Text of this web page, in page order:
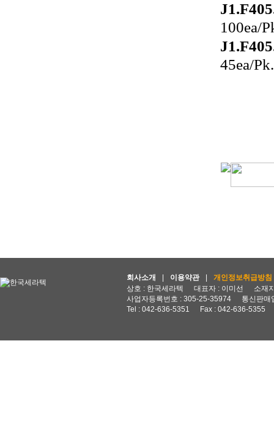
100ea/
45ea/Pk.
회사소개 이용약관
개인정보취급방침
상호 : 한국세라텍
대표자 : 이미선
소재
사업자등록번호 : 305-25-35974
통신판매
Tel : 042-636-5351
Fax : 042-636-5355